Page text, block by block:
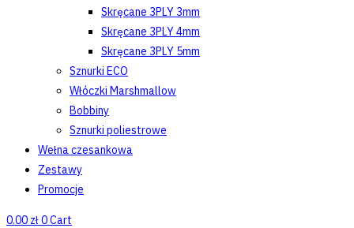
Skręcane 3PLY 3mm
Skręcane 3PLY 4mm
Skręcane 3PLY 5mm
Sznurki ECO
Włóczki Marshmallow
Bobbiny
Sznurki poliestrowe
Wełna czesankowa
Zestawy
Promocje
0.00 zł0Cart